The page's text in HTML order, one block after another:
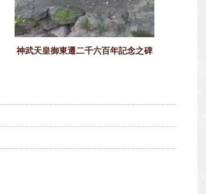
神武天皇御東遷二千六百年記念之碑